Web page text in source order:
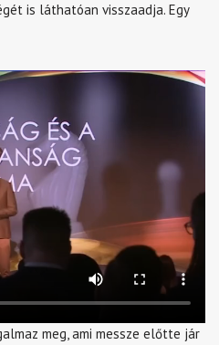
is láthatóan visszaadja. Egy
meg, ami messze előtte jár